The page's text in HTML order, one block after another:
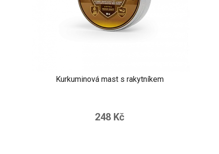
Kurkuminová mast s rakytníkem
248 Kč